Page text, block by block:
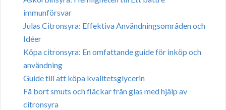
immunförsvar
Julas Citronsyra: Effektiva Användningsområden och
Idéer
Köpa citronsyra: En omfattande guide för inköp och
användning
Guide till att köpa kvalitetsglycerin
Få bort smuts och fläckar från glas med hjälp av
citronsyra